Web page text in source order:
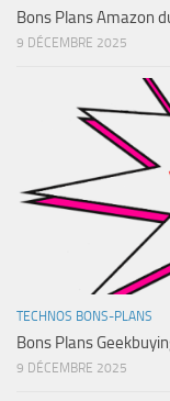
Bons Plans Amazon
9 DÉCEMBRE 2025
TECHNOS BONS-PLANS
Bons Plans
9 DÉCEMBRE 2025